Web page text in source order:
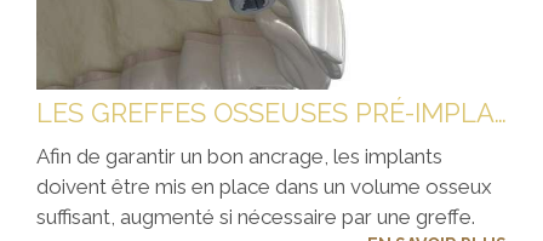
LES GREFFES OSSEUSES PRÉ-IMPLANTAIRES
Afin de garantir un bon ancrage, les implants
doivent être mis en place dans un volume osseux
suffisant, augmenté si nécessaire par une greffe.